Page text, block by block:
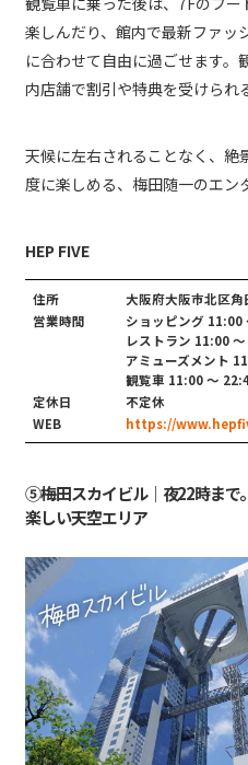
楽しんだり、館内で最新ファッ
に合わせて自由に過ごせます。
内店舗で割引や特典を受けられ
天候に左右されることなく、絶
度に楽しめる、梅田随一のエン
HEP FIVE
住所
大阪府大阪市北区
営業時間
ショッピング 11:00
レストラン 11:00
アミューズメント
観覧車 11:00 〜
定休日
不定休
WEB
https://
⑤梅田スカイビル｜夜22時まで
楽しい天空エリア